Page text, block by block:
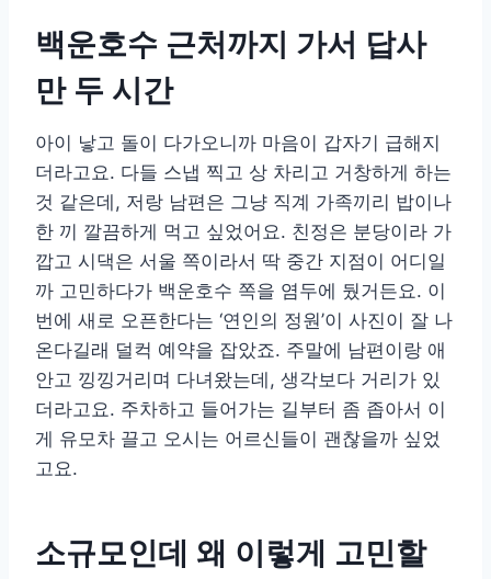
백운호수 근처까지 가서 답사
만 두 시간
아이 낳고 돌이 다가오니까 마음이 갑자기 급해지
더라고요. 다들 스냅 찍고 상 차리고 거창하게 하는
것 같은데, 저랑 남편은 그냥 직계 가족끼리 밥이나
한 끼 깔끔하게 먹고 싶었어요. 친정은 분당이라 가
깝고 시댁은 서울 쪽이라서 딱 중간 지점이 어디일
까 고민하다가 백운호수 쪽을 염두에 뒀거든요. 이
번에 새로 오픈한다는 ‘연인의 정원’이 사진이 잘 나
온다길래 덜컥 예약을 잡았죠. 주말에 남편이랑 애
안고 낑낑거리며 다녀왔는데, 생각보다 거리가 있
더라고요. 주차하고 들어가는 길부터 좀 좁아서 이
게 유모차 끌고 오시는 어르신들이 괜찮을까 싶었
고요.
소규모인데 왜 이렇게 고민할